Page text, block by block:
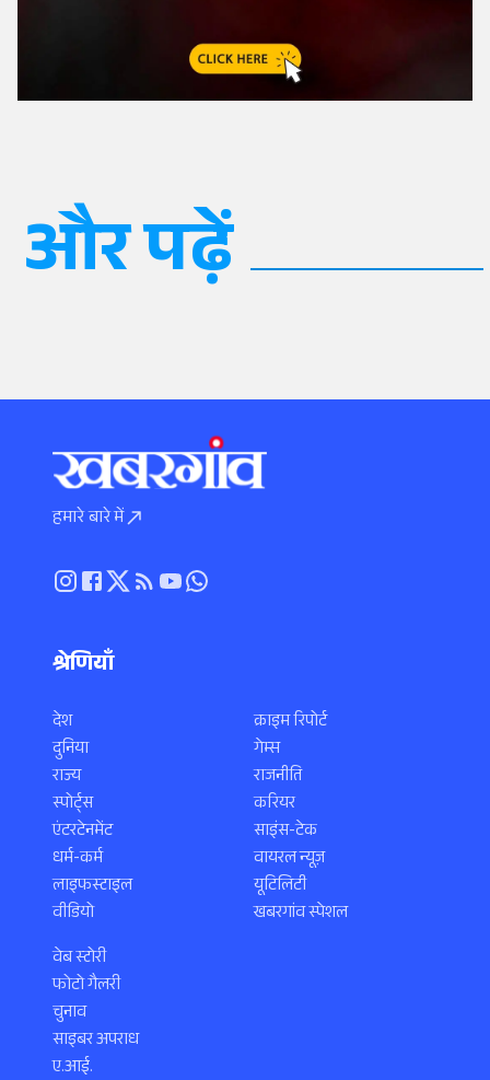
और पढ़ें
हमारे बारे में
श्रेणियाँ
देश
दुनिया
राज्य
स्पोर्ट्स
एंटरटेनमेंट
धर्म-कर्म
लाइफस्टाइल
वीडियो
क्राइम रिपोर्ट
गेम्स
राजनीति
करियर
साइंस-टेक
वायरल न्यूज़
यूटिलिटी
खबरगांव स्पेशल
वेब स्टोरी
फोटो गैलरी
चुनाव
साइबर अपराध
ए.आई.